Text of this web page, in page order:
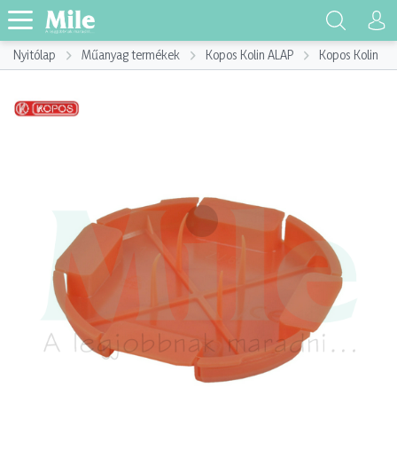
Nyitólap Műanyag termékek Kopos Kolin ALAP Kopos Kolin